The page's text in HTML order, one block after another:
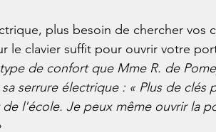
plus besoin de chercher vos
le clavier suffit pour ouvrir votre
de confort que Mme R. de
serrure électrique : « Plus de
l'école. Je peux même ouvrir la